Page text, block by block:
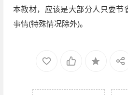
本教材，应该是大部分人只要节
事情(特殊情况除外)。